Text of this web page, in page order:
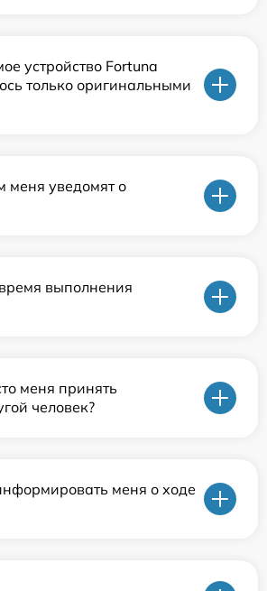
устройство Fortuna
только оригинальными
меня уведомят о
выполнения
меня принять
человек?
меня о ходе